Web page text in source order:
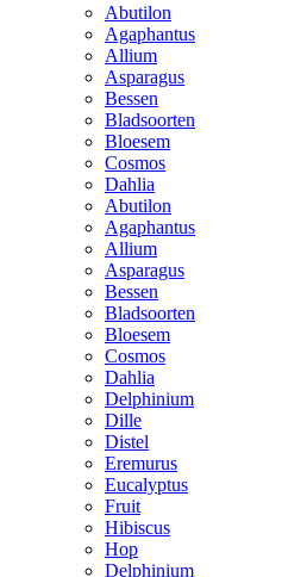
Abutilon
Agaphantus
Allium
Asparagus
Bessen
Bladsoorten
Bloesem
Cosmos
Dahlia
Abutilon
Agaphantus
Allium
Asparagus
Bessen
Bladsoorten
Bloesem
Cosmos
Dahlia
Delphinium
Dille
Distel
Eremurus
Eucalyptus
Fruit
Hibiscus
Hop
Delphinium